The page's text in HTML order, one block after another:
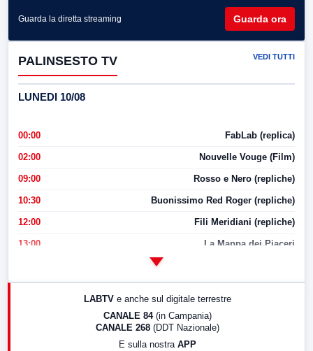
Guarda la diretta streaming Guarda ora
PALINSESTO TV VEDI TUTTI
LUNEDI 10/08
00:00 FabLab (replica)
02:00 Nouvelle Vouge (Film)
09:00 Rosso e Nero (repliche)
10:30 Buonissimo Red Roger (repliche)
12:00 Fili Meridiani (repliche)
13:00 La Mappa dei Piaceri
LABTV e anche sul digitale terrestre
CANALE 84 (in Campania)
CANALE 268 (DDT Nazionale)
E sulla nostra APP